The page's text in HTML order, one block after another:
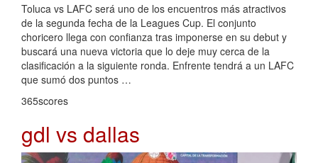
Toluca vs LAFC será uno de los encuentros más atractivos
de la segunda fecha de la Leagues Cup. El conjunto
choricero llega con confianza tras imponerse en su debut y
buscará una nueva victoria que lo deje muy cerca de la
clasificación a la siguiente ronda. Enfrente tendrá a un LAFC
que sumó dos puntos …
365scores
gdl vs dallas